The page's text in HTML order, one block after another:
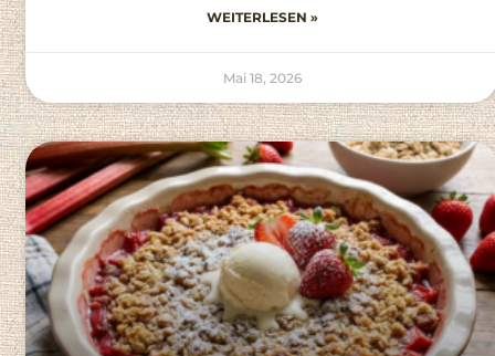
WEITERLESEN »
Mai 18, 2026